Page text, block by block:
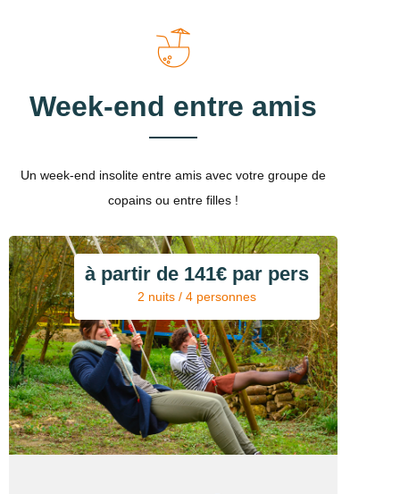
Week-end entre amis
Un week-end insolite entre amis avec votre groupe de
copains ou entre filles !
à partir de 141€ par pers
2 nuits / 4 personnes